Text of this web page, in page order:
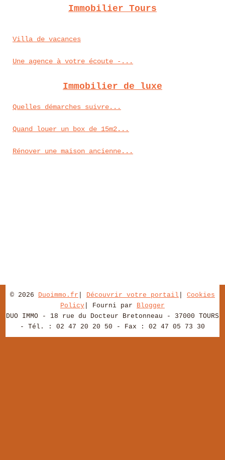
Immobilier Tours
Villa de vacances
Une agence à votre écoute -...
Immobilier de luxe
Quelles démarches suivre...
Quand louer un box de 15m2...
Rénover une maison ancienne...
© 2026 Duoimmo.fr Découvrir votre portail
Cookies
Policy | Fourni par
Blogger
DUO IMMO - 18 rue du Docteur Bretonneau - 37000 TOURS
- Tél. : 02 47 20 20 50 - Fax : 02 47 05 73 30